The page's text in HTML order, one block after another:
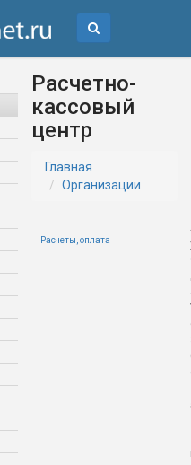
Расчетно-
кассовый
центр
Главная
Организации
Расчеты, оплата